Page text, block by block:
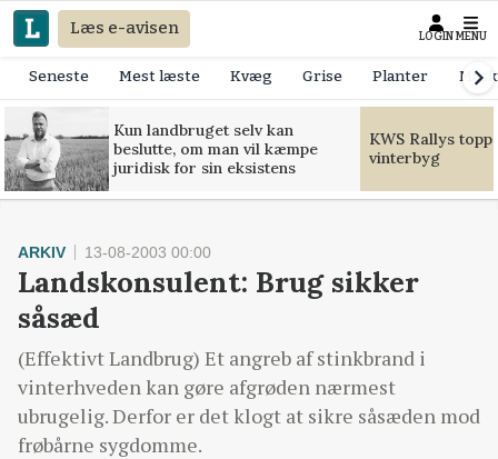
Læs e-avisen LOGIN MENU
Seneste Mest læste Kvæg Grise Planter
Kun landbruget selv kan
beslutte, om man vil kæmpe
juridisk for sin eksistens
KWS Rallys
vinterbyg
ARKIV 13-08-2003 00:00
Landskonsulent: Brug sikker
såsæd
(Effektivt Landbrug) Et angreb af stinkbrand i
vinterhveden kan gøre afgrøden nærmest
ubrugelig. Derfor er det klogt at sikre såsæden mod
frøbårne sygdomme.